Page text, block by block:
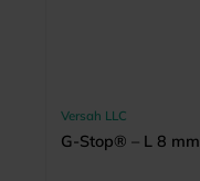
Versah LLC
G-Stop® – L 8 mm